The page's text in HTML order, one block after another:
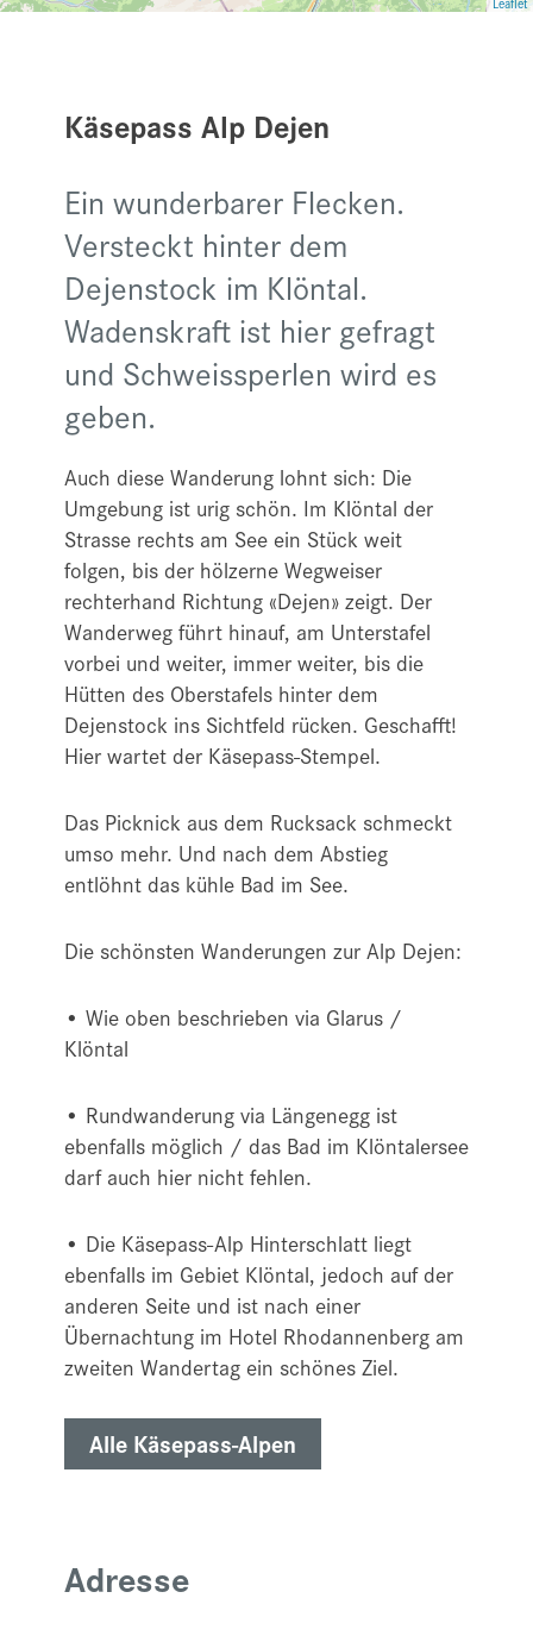
Käsepass Alp Dejen
Ein wunderbarer Flecken.
Versteckt hinter dem
Dejenstock im Klöntal.
Wadenskraft ist hier gefragt
und Schweissperlen wird es
geben.
Auch diese Wanderung lohnt sich: Die
Umgebung ist urig schön. Im Klöntal der
Strasse rechts am See ein Stück weit
folgen, bis der hölzerne Wegweiser
rechterhand Richtung «Dejen» zeigt. Der
Wanderweg führt hinauf, am Unterstafel
vorbei und weiter, immer weiter, bis die
Hütten des Oberstafels hinter dem
Dejenstock ins Sichtfeld rücken. Geschafft!
Hier wartet der Käsepass-Stempel.
Das Picknick aus dem Rucksack schmeckt
umso mehr. Und nach dem Abstieg
entlöhnt das kühle Bad im See.
Die schönsten Wanderungen zur Alp Dejen:
• Wie oben beschrieben via Glarus /
Klöntal
• Rundwanderung via Längenegg ist
ebenfalls möglich / das Bad im Klöntalersee
darf auch hier nicht fehlen.
• Die Käsepass-Alp Hinterschlatt liegt
ebenfalls im Gebiet Klöntal, jedoch auf der
anderen Seite und ist nach einer
Übernachtung im Hotel Rhodannenberg am
zweiten Wandertag ein schönes Ziel.
Alle Käsepass-Alpen
Adresse